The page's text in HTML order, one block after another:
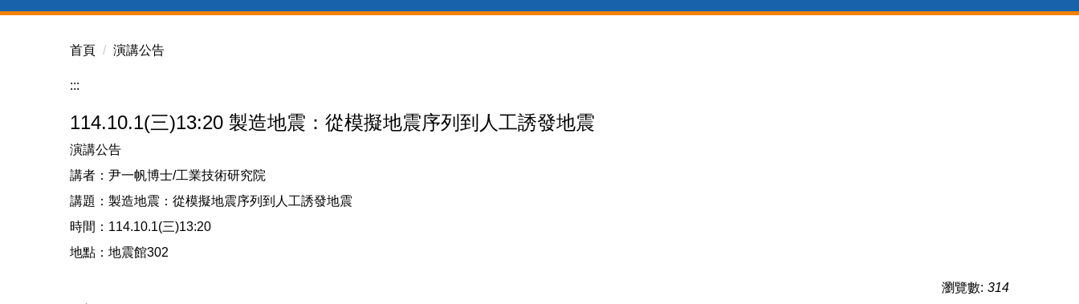
首頁 演講公告
:::
114.10.1(三)13:20 製造地震：從模擬地震序列到人工誘發地震
演講公告
講者：尹一帆博士/工業技術研究院
講題：製造地震：從模擬地震序列到人工誘發地震
時間：114.10.1(三)13:20
地點：地震館302
瀏覽數: 314